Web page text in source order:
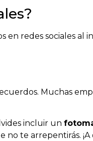
en redes sociales al
Muchas
incluir un
no te arrepentirás.